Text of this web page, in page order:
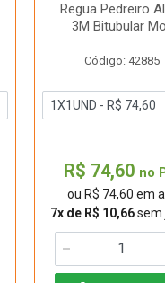
Regua Pedreiro
3M Bitubular
Código: 42885
R$ 74,60 no
ou R$ 74,60 em
7x de R$ 10,66sem